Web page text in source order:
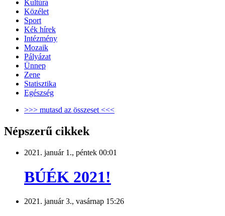
Kultúra
Közélet
Sport
Kék hírek
Intézmény
Mozaik
Pályázat
Ünnep
Zene
Statisztika
Egészség
>>> mutasd az összeset <<<
Népszerű cikkek
2021. január 1., péntek 00:01
BÚÉK 2021!
2021. január 3., vasárnap 15:26